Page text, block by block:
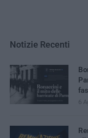
Notizie Recenti
6